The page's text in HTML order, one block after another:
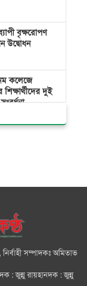
বৃক্ষরোপণ
উদ্বোধন
কলেজে
দুই
সতর্ক থাকুন :
ভবিষ্যৎ :
উৎস জনগণ:
কথা বলা
ফখরুল
সম্পাদকঃ অমিতাভ
: জুন্নু রায়হানদক : জুন্নু